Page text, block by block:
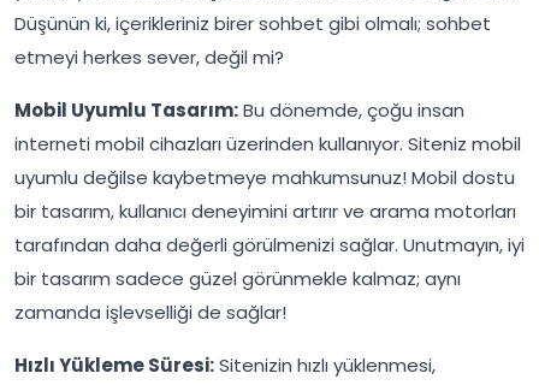
Düşünün ki, içerikleriniz birer sohbet gibi olmalı; sohbet
etmeyi herkes sever, değil mi?
Mobil Uyumlu Tasarım:Bu dönemde, çoğu insan
interneti mobil cihazları üzerinden kullanıyor. Siteniz mobil
uyumlu değilse kaybetmeye mahkumsunuz! Mobil dostu
bir tasarım, kullanıcı deneyimini artırır ve arama motorları
tarafından daha değerli görülmenizi sağlar. Unutmayın, iyi
bir tasarım sadece güzel görünmekle kalmaz; aynı
zamanda işlevselliği de sağlar!
Hızlı Yükleme Süresi:Sitenizin hızlı yüklenmesi,